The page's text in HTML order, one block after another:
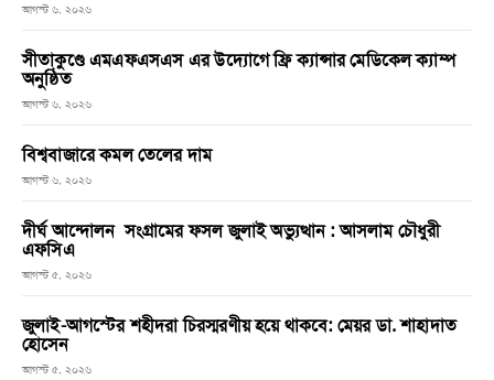
আগস্ট ৬, ২০২৬
সীতাকুণ্ডে এমএফএসএস এর উদ্যোগে ফ্রি ক্যান্সার মেডিকেল ক্যাম্প
অনুষ্ঠিত
আগস্ট ৬, ২০২৬
বিশ্ববাজারে কমল তেলের দাম
আগস্ট ৬, ২০২৬
দীর্ঘ আন্দোলন সংগ্রামের ফসল জুলাই অভ্যুত্থান : আসলাম চৌধুরী
এফসিএ
আগস্ট ৫, ২০২৬
জুলাই-আগস্টের শহীদরা চিরস্মরণীয় হয়ে থাকবে: মেয়র ডা. শাহাদাত
হোসেন
আগস্ট ৫, ২০২৬